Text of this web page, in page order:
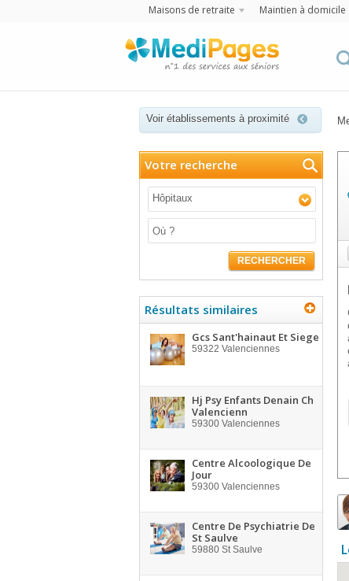
Maisons de retraite Maintien à domicile
Voir établissements à proximité
Votre recherche
Hôpitaux
RECHERCHER
Résultats similaires
Gcs Sant'hainaut Et Siege
59322 Valenciennes
Hj Psy Enfants Denain Ch
Valencienn
59300 Valenciennes
Centre Alcoologique De
Jour
59300 Valenciennes
Centre De Psychiatrie De
St Saulve
59880 St Saulve